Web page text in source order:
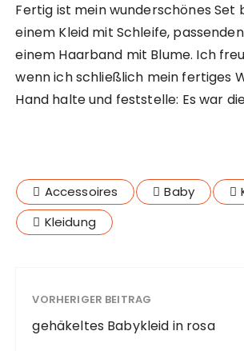
Fertig ist mein wunderschönes Set
einem Kleid mit Schleife,
einem Haarband mit Blume. Ich
wenn ich schließlich mein fertiges
Hand halte und feststelle: Es war
Accessoires Baby
Kleidung
VORHERIGER BEITRAG
gehäkeltes Babykleid in rosa